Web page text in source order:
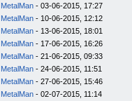
MetalMan - 03-06-2015, 17:27
MetalMan - 10-06-2015, 12:12
MetalMan - 13-06-2015, 18:01
MetalMan - 17-06-2015, 16:26
MetalMan - 21-06-2015, 09:33
MetalMan - 24-06-2015, 11:51
MetalMan - 27-06-2015, 15:46
MetalMan - 02-07-2015, 11:14